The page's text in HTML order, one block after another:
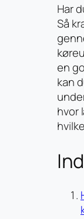
Har
Så
en
kan
hvor